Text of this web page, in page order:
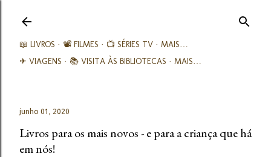
📖 LIVROS 📽️ FILMES 📺 SÉRIES TV
MAIS…
✈ VIAGENS
📚︎ VISITA ÀS BIBLIOTECAS MAIS…
junho 01, 2020
Livros para os mais novos - e para a criança que há
em nós!